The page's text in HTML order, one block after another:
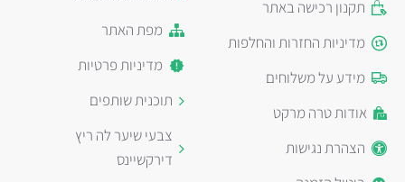
תקנון רכישה באתר
מדיניות החזרות והחלפות
מידע על משלוחים
אודות טרה מרקט
הצהרת נגישות
מפת האתר
מדיניות פרטיות
תוכנית שותפים
צבעי שיער לה ריץ
דירקשיינס